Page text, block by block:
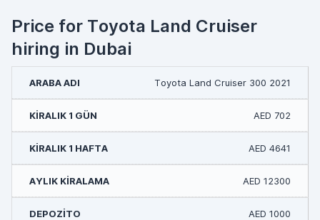
Price for Toyota Land Cruiser
hiring in Dubai
Toyota Land Cruiser 300 2021
AED 702
AED 4641
AED 12300
AED 1000